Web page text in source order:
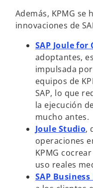
Además, KPMG
innovaciones de
SAP Joule
adoptantes,
impulsada
equipos de
SAP, lo que
la ejecución
mucho antes.
Joule Studios
e
a
b
r
,
operaciones
KPMG
uso reales
SAP